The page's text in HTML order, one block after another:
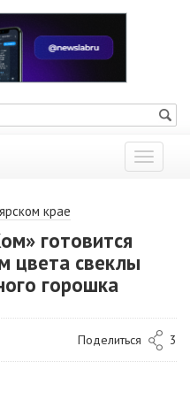
Показать
меню
крае
готовится
цвета свеклы
горошка
Поделиться 3